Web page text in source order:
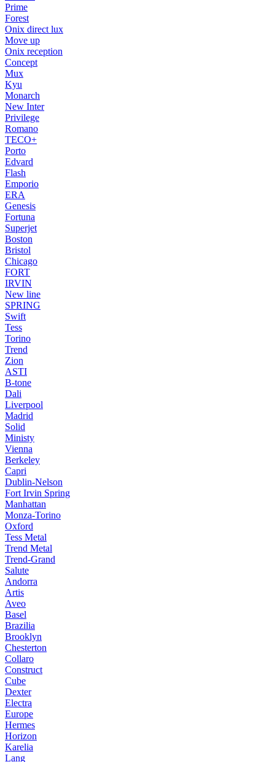
Prime
Forest
Onix direct lux
Move up
Onix reception
Concept
Mux
Kyu
Monarch
New Inter
Privilege
Romano
TECO+
Porto
Edvard
Flash
Emporio
ERA
Genesis
Fortuna
Superjet
Boston
Bristol
Chicago
FORT
IRVIN
New line
SPRING
Swift
Tess
Torino
Trend
Zion
ASTI
B-tone
Dali
Liverpool
Madrid
Solid
Ministy
Vienna
Berkeley
Capri
Dublin-Nelson
Fort Irvin Spring
Manhattan
Monza-Torino
Oxford
Tess Metal
Trend Metal
Trend-Grand
Salute
Andorra
Artis
Aveo
Basel
Brazilia
Brooklyn
Chesterton
Collaro
Construct
Cube
Dexter
Electra
Europe
Hermes
Horizon
Karelia
Lang